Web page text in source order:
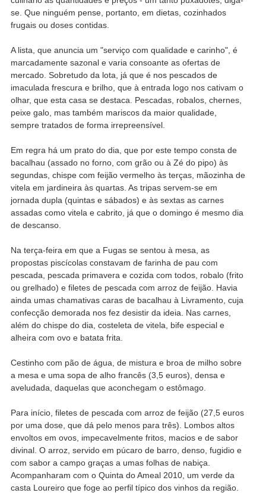
se. Que ninguém pense, portanto, em dietas, cozinhados
frugais ou doses contidas.
A lista, que anuncia um "serviço com qualidade e carinho", é
marcadamente sazonal e varia consoante as ofertas de
mercado. Sobretudo da lota, já que é nos pescados de
imaculada frescura e brilho, que à entrada logo nos cativam o
olhar, que esta casa se destaca. Pescadas, robalos, chernes,
peixe galo, mas também mariscos da maior qualidade,
sempre tratados de forma irrepreensível.
Em regra há um prato do dia, que por este tempo consta de
bacalhau (assado no forno, com grão ou à Zé do pipo) às
segundas, chispe com feijão vermelho às terças, mãozinha de
vitela em jardineira às quartas. As tripas servem-se em
jornada dupla (quintas e sábados) e às sextas as carnes
assadas como vitela e cabrito, já que o domingo é mesmo dia
de descanso.
Na terça-feira em que a Fugas se sentou à mesa, as
propostas piscícolas constavam de farinha de pau com
pescada, pescada primavera e cozida com todos, robalo (frito
ou grelhado) e filetes de pescada com arroz de feijão. Havia
ainda umas chamativas caras de bacalhau à Livramento, cuja
confecção demorada nos fez desistir da ideia. Nas carnes,
além do chispe do dia, costeleta de vitela, bife especial e
alheira com ovo e batata frita.
Cestinho com pão de água, de mistura e broa de milho sobre
a mesa e uma sopa de alho francês (3,5 euros), densa e
aveludada, daquelas que aconchegam o estômago.
Para início, filetes de pescada com arroz de feijão (27,5 euros
por uma dose, que dá pelo menos para três). Lombos altos
envoltos em ovos, impecavelmente fritos, macios e de sabor
divinal. O arroz, servido em púcaro de barro, denso, fugidio e
com sabor a campo graças a umas folhas de nabiça.
Acompanharam com o Quinta do Ameal 2010, um verde da
casta Loureiro que foge ao perfil típico dos vinhos da região.